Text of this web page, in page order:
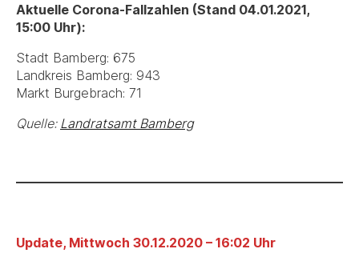
Aktuelle Corona-Fallzahlen (Stand 04.01.2021,
15:00 Uhr):
Stadt Bamberg: 675
Landkreis Bamberg: 943
Markt Burgebrach: 71
Quelle: Landratsamt Bamberg
Update, Mittwoch 30.12.2020 – 16:02 Uhr